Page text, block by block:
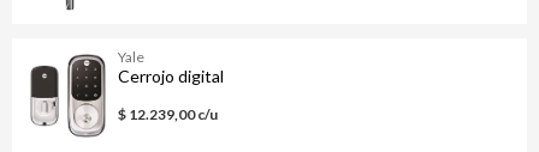
Yale
Cerrojo digital
$ 12.239,00 c/u